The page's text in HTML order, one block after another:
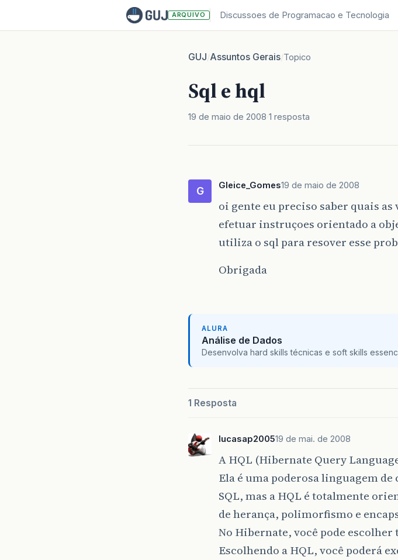
ARQUIVO Discussoes de Programacao e Tecnologia
GUJ/Assuntos Gerais/Topico
Sql e hql
19 de maio de 2008 1 resposta
G Gleice_Gomes19 de maio de 2008
oi gente eu preciso saber quais
efetuar instruçoes orientado a
utiliza o sql para resover esse
Obrigada
ALURA
Análise de Dados
Desenvolva hard skills técnicas e soft skills
1 Resposta
lucasap200519 de mai. de 2008
A HQL (Hibernate Query
Ela é uma poderosa linguagem
SQL, mas a HQL é totalmente
de herança, polimorfismo e
No Hibernate, você pode escolher
Escolhendo a HQL, você poderá